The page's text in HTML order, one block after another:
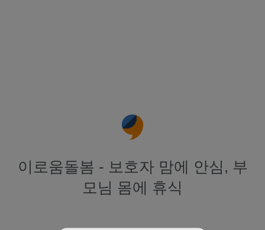
이로움돌봄 - 보호자 맘에 안심, 부
모님 몸에 휴식